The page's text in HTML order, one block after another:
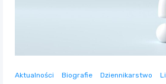
Aktualności Biografie Dziennikarstwo